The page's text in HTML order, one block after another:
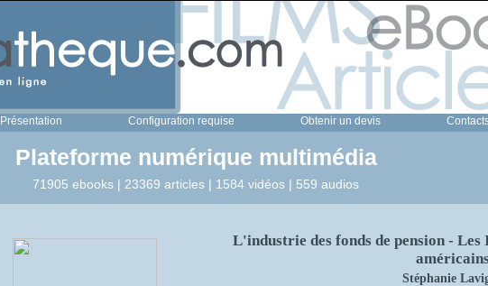
Présentation Configuration requise Obtenir un devis
Plateforme numérique multimédia
71905 ebooks | 23369 articles | 1584 vidéos | 559 audios
L'industrie des fonds de pension -
américains
Stéphanie